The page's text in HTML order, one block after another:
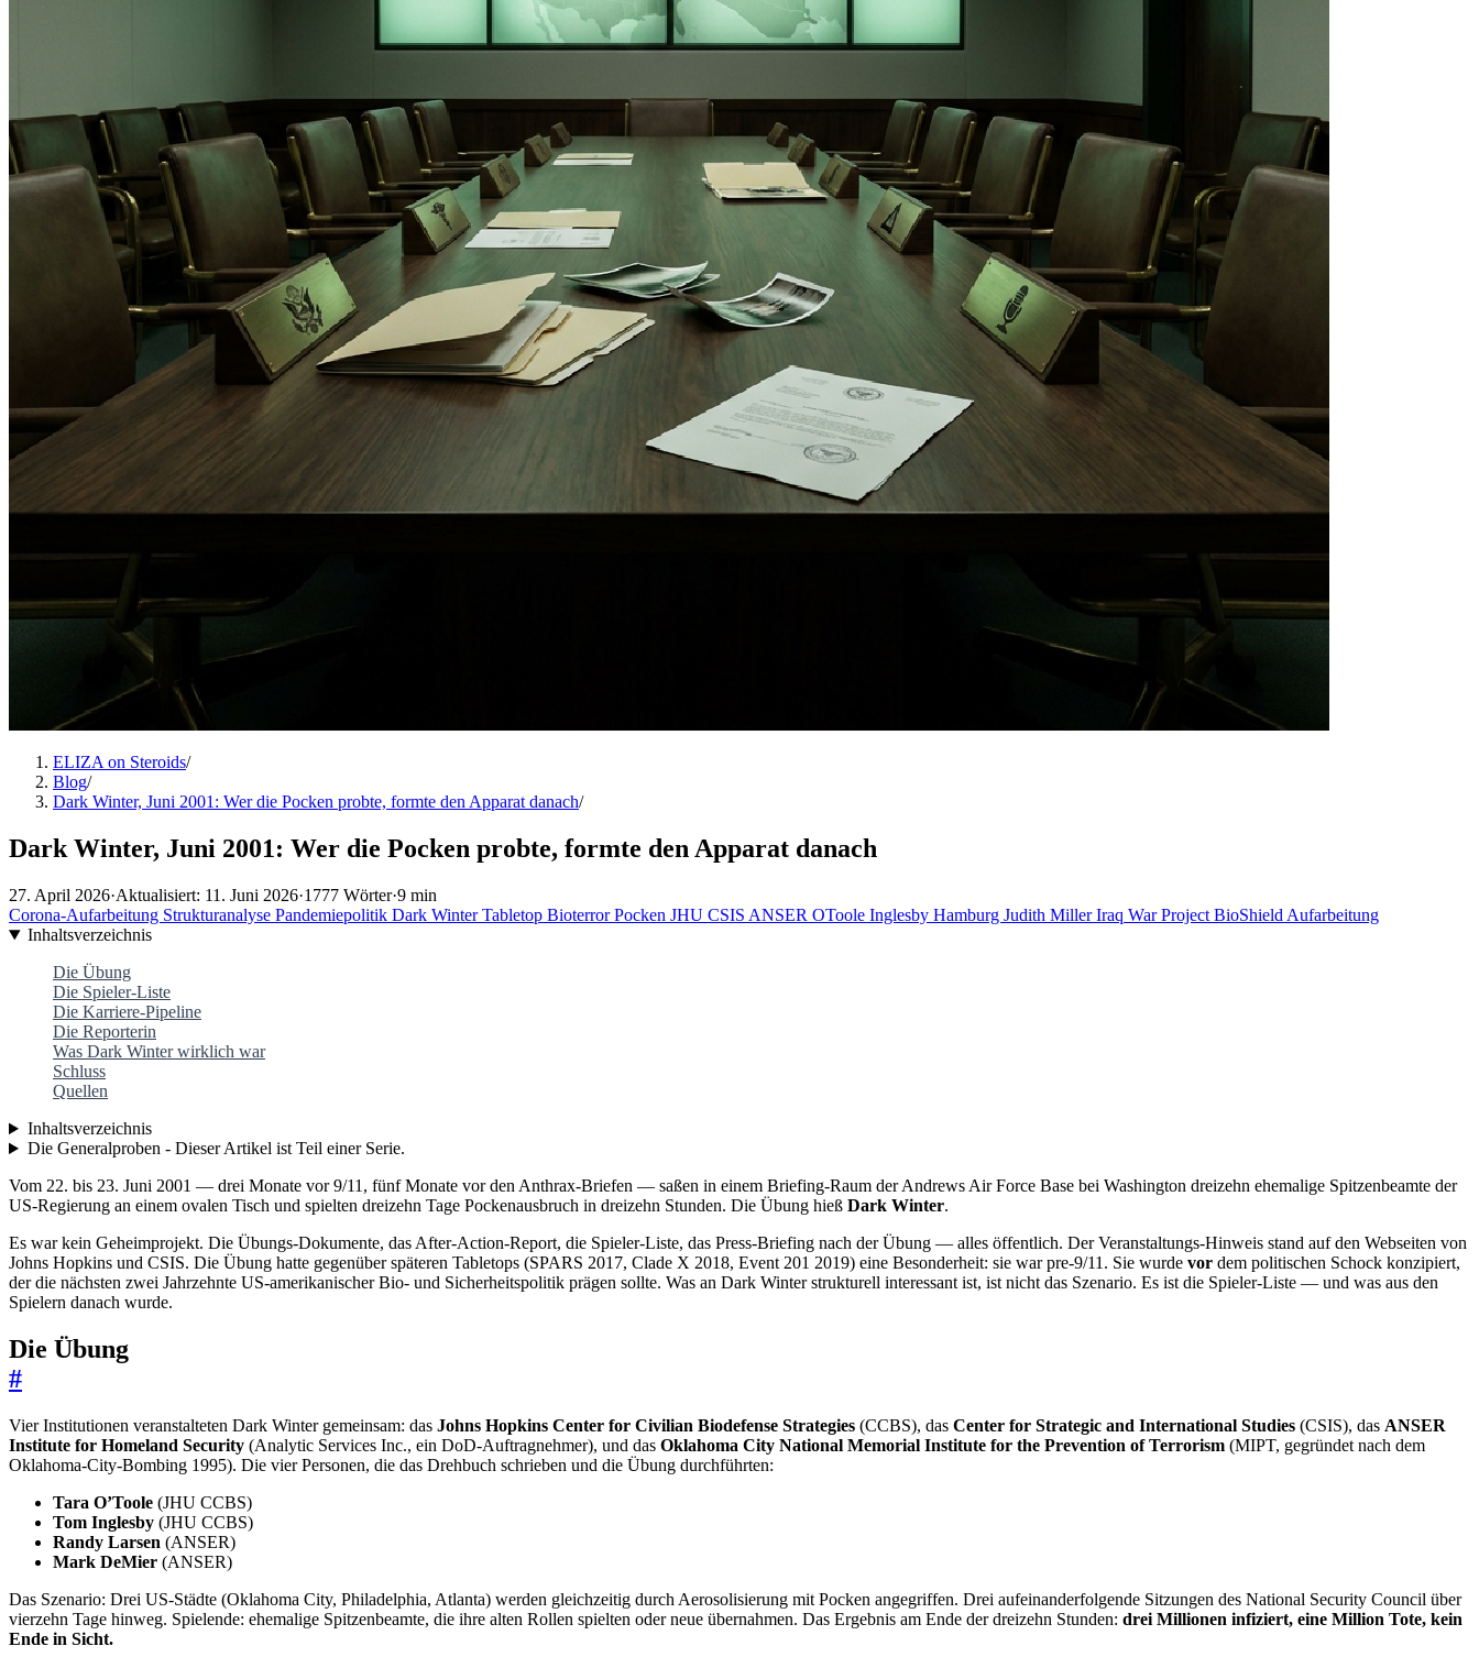
ELIZA on Steroids/
Blog/
Dark Winter, Juni 2001: Wer die Pocken probte, formte den Apparat danach/
Dark Winter, Juni 2001: Wer die Pocken probte, formte den Apparat danach
27. April 2026·Aktualisiert: 11. Juni 2026·1777 Wörter·9 min
Corona-Aufarbeitung Strukturanalyse Pandemiepolitik Dark WinterTabletop BioterrorPocken JHU CSIS ANSER OToole Inglesby Hamburg Judith MillerIraq WarProject BioShield Aufarbeitung
Inhaltsverzeichnis
Die Übung
Die Spieler-Liste
Die Karriere-Pipeline
Die Reporterin
Was Dark Winter wirklich war
Schluss
Quellen
Inhaltsverzeichnis
Die Generalproben - Dieser Artikel ist Teil einer Serie.
Vom 22. bis 23. Juni 2001 — drei Monate vor 9/11, fünf Monate vor den Anthrax-Briefen — saßen in einem Briefing-Raum der Andrews Air Force Base bei Washington dreizehn ehemalige Spitzenbeamte der
US-Regierung an einem ovalen Tisch und spielten dreizehn Tage Pockenausbruch in dreizehn Stunden. Die Übung hieß Dark Winter.
Es war kein Geheimprojekt. Die Übungs-Dokumente, das After-Action-Report, die Spieler-Liste, das Press-Briefing nach der Übung — alles öffentlich. Der Veranstaltungs-Hinweis stand auf den Webseiten von
Johns Hopkins und CSIS. Die Übung hatte gegenüber späteren Tabletops (SPARS 2017, Clade X 2018, Event 201 2019) eine Besonderheit: sie war pre-9/11. Sie wurde vor dem politischen Schock konzipiert,
der die nächsten zwei Jahrzehnte US-amerikanischer Bio- und Sicherheitspolitik prägen sollte. Was an Dark Winter strukturell interessant ist, ist nicht das Szenario. Es ist die Spieler-Liste — und was aus den
Spielern danach wurde.
Die Übung
#
Vier Institutionen veranstalteten Dark Winter gemeinsam: das Johns Hopkins Center for Civilian Biodefense Strategies (CCBS), das Center for Strategic and International Studies (CSIS), das ANSER
Institute for Homeland Security (Analytic Services Inc., ein DoD-Auftragnehmer), und das Oklahoma City National Memorial Institute for the Prevention of Terrorism (MIPT, gegründet nach dem
Oklahoma-City-Bombing 1995). Die vier Personen, die das Drehbuch schrieben und die Übung durchführten:
Tara O’Toole (JHU CCBS)
Tom Inglesby (JHU CCBS)
Randy Larsen (ANSER)
Mark DeMier (ANSER)
Das Szenario: Drei US-Städte (Oklahoma City, Philadelphia, Atlanta) werden gleichzeitig durch Aerosolisierung mit Pocken angegriffen. Drei aufeinanderfolgende Sitzungen des National Security Council über
vierzehn Tage hinweg. Spielende: ehemalige Spitzenbeamte, die ihre alten Rollen spielten oder neue übernahmen. Das Ergebnis am Ende der dreizehn Stunden: drei Millionen infiziert, eine Million Tote, kein
Ende in Sicht.